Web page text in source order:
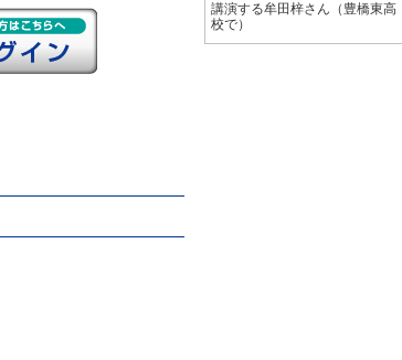
講演する牟田梓さん（豊橋東高
校で）